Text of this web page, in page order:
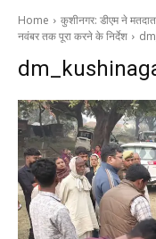
Home
कुशीनगर: डीएम ने
नवंबर तक पूरा करने के निर्देश